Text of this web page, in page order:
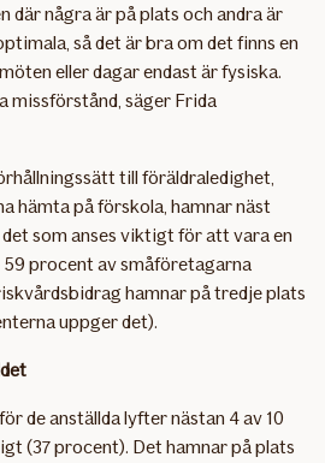
där några är på plats och andra är
så det är bra om det finns en
eller dagar endast är fysiska.
missförstånd, säger Frida
till föräldraledighet,
hämta på förskola, hamnar näst
som anses viktigt för att vara en
procent av småföretagarna
hamnar på tredje plats
uppger det).
de anställda lyfter nästan 4 av 10
(37 procent). Det hamnar på plats